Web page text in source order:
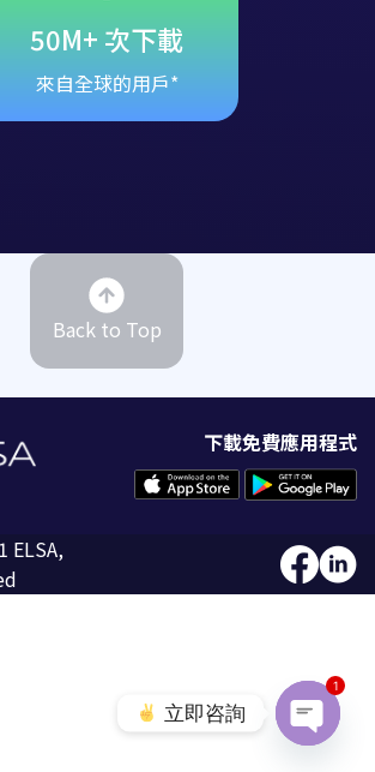
50M+ 次下載
來自全球的用戶*
Back to Top
下載免費應用程式
ELSA,
立即咨詢
1